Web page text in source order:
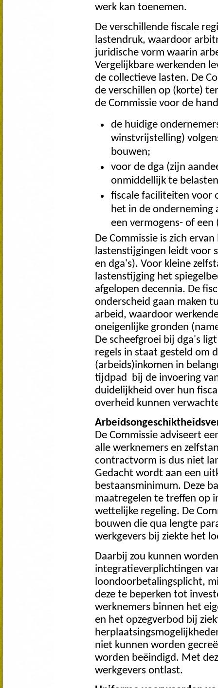
werk kan toenemen.
De verschillende fiscale
lastendruk, waardoor
juridische vorm waarin
Vergelijkbare werkenden
de collectieve lasten. De
de verschillen op (korte)
de Commissie voor de
de huidige
winstvrijstelling)
bouwen;
voor de dga (zijn
onmiddellijk te
fiscale faciliteiten voor
het in de onderneming
een vermogens- of
De Commissie is zich
lastenstijgingen leidt voor
en dga's). Voor kleine
lastenstijging het
afgelopen decennia. De
onderscheid gaan maken
arbeid, waardoor
oneigenlijke gronden
De scheefgroei bij dga's
regels in staat gesteld om
(arbeids)inkomen in
tijdpad bij de invoering
duidelijkheid over hun
overheid kunnen
De Commissie adviseert
alle werknemers en
contractvorm is dus niet
Gedacht wordt aan een
bestaansminimum. Deze
maatregelen te treffen op
wettelijke regeling. De
bouwen die qua lengte
werkgevers bij ziekte het
Daarbij zou kunnen
integratieverplichtingen
loondoorbetalingsplicht,
deze te beperken tot
werknemers binnen het
en het opzegverbod bij
niet kunnen worden
worden beëindigd. Met
werkgevers ontlast.